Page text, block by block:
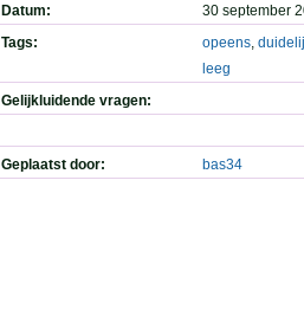
Datum:
30 september
Tags:
opeens,
leeg
Gelijkluidende vragen:
Geplaatst door: bas34